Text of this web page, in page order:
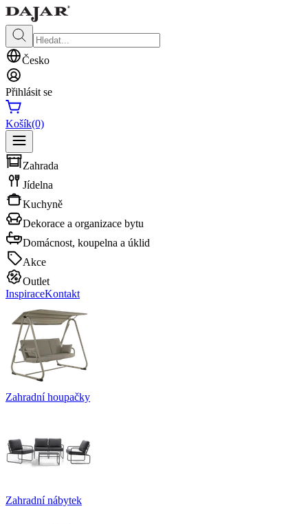
Česko
Přihlásit se
Košík(0)
Zahrada
Jídelna
Kuchyně
Dekorace a organizace bytu
Domácnost, koupelna a úklid
Akce
Outlet
InspiraceKontakt
Zahradní houpačky
Zahradní nábytek